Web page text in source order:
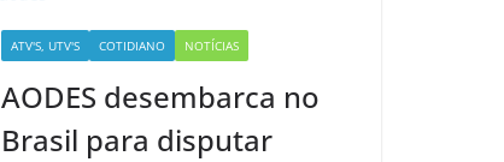
ATV'S, UTV'S COTIDIANO NOTÍCIAS
AODES desembarca no
Brasil para disputar